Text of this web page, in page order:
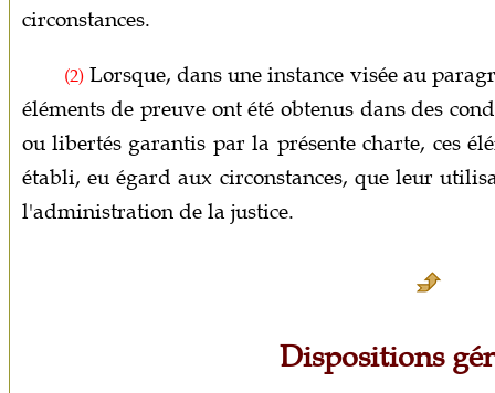
circonstances.
(2) Lorsque, dans une instance visée au
éléments de preuve ont été obtenus dans des
ou libertés garantis par la présente charte, ces
établi, eu égard aux circonstances, que leur
l'administration de la justice.
Dispositions